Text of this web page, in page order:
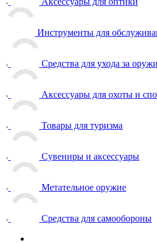
Инструменты для
Средства для ухода за
Аксессуары для охоты и
Товары для туризма
Сувениры и аксессуары
Метательное оружие
Средства для самообороны